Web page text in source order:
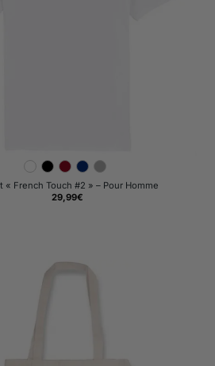
« French Touch #2 » – Pour Homme
29,99€